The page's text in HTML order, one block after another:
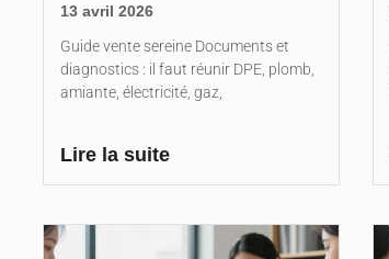
13 avril 2026
Guide vente sereine Documents et
diagnostics : il faut réunir DPE, plomb,
amiante, électricité, gaz,
Lire la suite